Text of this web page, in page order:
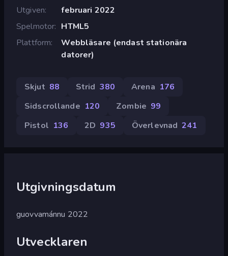
Utgiven
februari 2022
Spelmotor
HTML5
Plattform
Webbläsare (endast stationära
datorer)
Skjut 88 Strid 380 Arena 176
Sidscrollande 120 Zombie 99
Pistol 136 2D 935 Överlevnad 241
Utgivningsdatum
guovvamánnu 2022
Utvecklaren